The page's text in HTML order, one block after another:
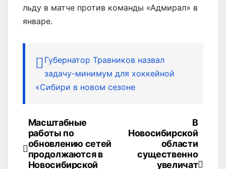
льду в матче против команды «Адмирал» в
январе.
Губернатор Травников назвал
задачу-минимум для хоккейной
«Сибири в новом сезоне
Навигация
по
В
Новосибирской
области
существенно
увеличат
Масштабные
работы по
обновлению сетей
продолжаются в
Новосибирской